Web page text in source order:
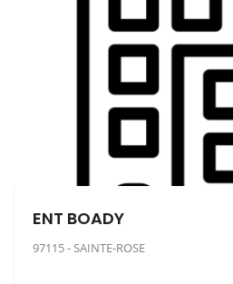
ENT BOADY
97115 - SAINTE-ROSE